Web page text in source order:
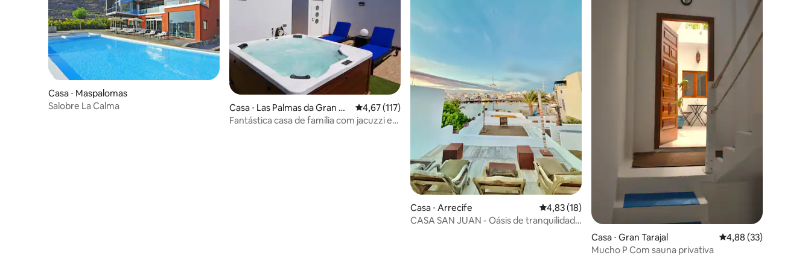
Casa ⋅ Maspalomas
Salobre La Calma
Casa ⋅ Las Palmas da Gran Ca
nária
4,67 de uma avaliação média de 5, 117 avaliações
4,67 (117)
Fantástica casa de família com jacuzzi e
Casa ⋅ Arrecife 4,83 de uma avaliação média de 5, 18 avaliações
4,83 (18)
CASA SAN JUAN - Oásis de tranquilidade
Casa ⋅ Gran Tarajal 4,88 de uma
4,88 (33)
Mucho P Com sauna privativa